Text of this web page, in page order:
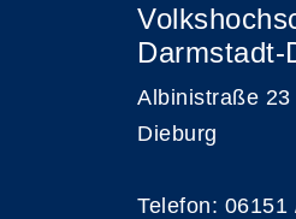
Darmstadt-
Albinistraße 23
Dieburg
Telefon: 06151